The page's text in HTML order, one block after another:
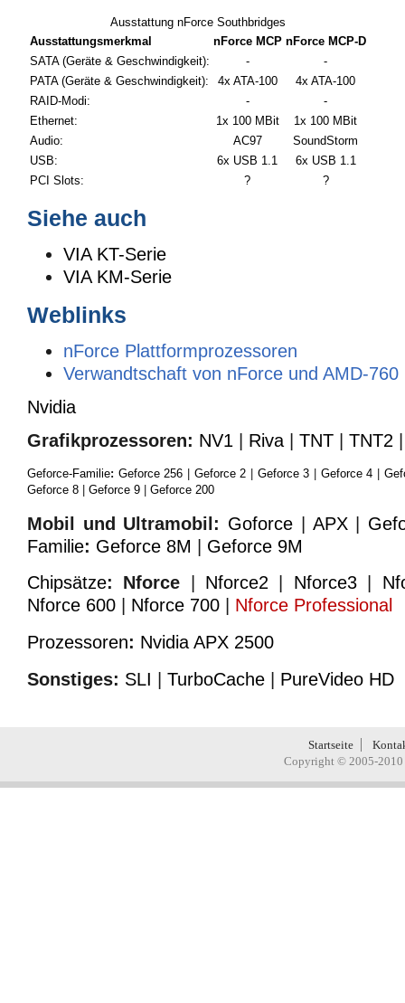
Ausstattung nForce Southbridges
Ausstattungsmerkmal
nForce MCP nForce MCP-D
SATA (Geräte & Geschwindigkeit):
-
-
PATA (Geräte & Geschwindigkeit):
4x ATA-100
4x ATA-100
RAID-Modi:
-
-
Ethernet:
1x 100 MBit
1x 100 MBit
Audio:
AC97
SoundStorm
USB:
6x USB 1.1
6x USB 1.1
PCI Slots:
? ?
Siehe auch
VIA KT-Serie
VIA KM-Serie
Weblinks
nForce Plattformprozessoren
Verwandtschaft von nForce und AMD-760
Nvidia
Grafikprozessoren: NV1 | Riva | TNT | TNT2
Geforce-Familie: Geforce 256 Geforce 2 Geforce 3 Geforce 4
Geforce 8
Geforce 9 Geforce 200
Mobil und Ultramobil: Goforce APX|
Familie: Geforce 8M
Geforce 9M
Chipsätze: Nforce Nforce2 Nforce3|
Nforce 600
Nforce 700
Nforce Professional
Prozessoren: Nvidia APX 2500
Sonstiges: SLI | TurboCache | PureVideo HD
Startseite
Copyright © 2005-2010